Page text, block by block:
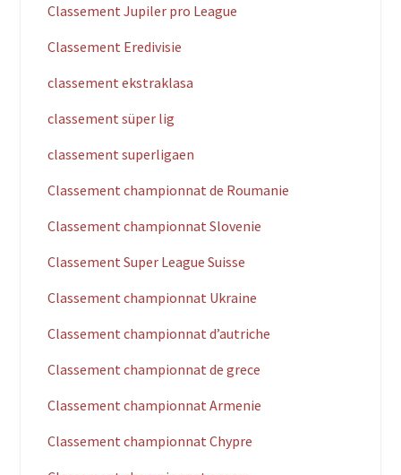
Classement Jupiler pro League
Classement Eredivisie
classement ekstraklasa
classement süper lig
classement superligaen
Classement championnat de Roumanie
Classement championnat Slovenie
Classement Super League Suisse
Classement championnat Ukraine
Classement championnat d’autriche
Classement championnat de grece
Classement championnat Armenie
Classement championnat Chypre